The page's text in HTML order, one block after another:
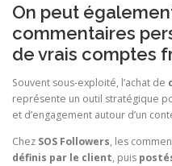
On peut
commentaires
de vrais comptes
Souvent sous-exploité, l’achat de
représente un outil stratégique
et d’engagement autour d’un
Chez SOS Followers, les
définis par le client, puis